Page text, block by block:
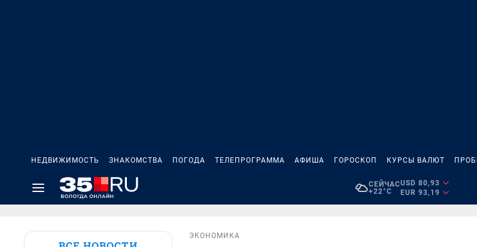
НЕДВИЖИМОСТЬ ЗНАКОМСТВА ПОГОДА ТЕЛЕПРОГРАММА АФИША ГОРОСКОП КУРСЫ ВАЛЮТ
СЕЙЧАС
+22°C
USD 80,93
EUR 93,19
ЭКОНОМИКА